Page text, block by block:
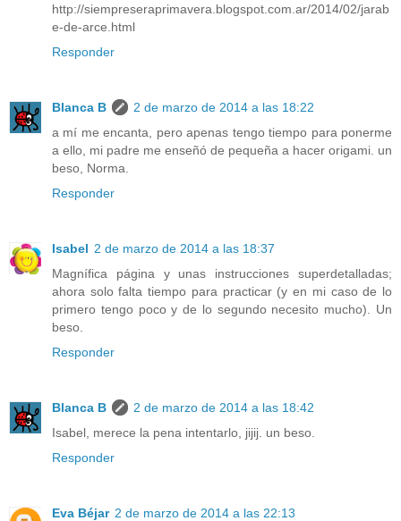
http://siempreseraprimavera.blogspot.com.ar/2014/02/jarab
e-de-arce.html
Responder
Blanca B
2 de marzo de 2014 a las 18:22
a mí me encanta, pero apenas tengo tiempo para ponerme
a ello, mi padre me enseñó de pequeña a hacer origami. un
beso, Norma.
Responder
Isabel 2 de marzo de 2014 a las 18:37
Magnífica página y unas instrucciones superdetalladas;
ahora solo falta tiempo para practicar (y en mi caso de lo
primero tengo poco y de lo segundo necesito mucho). Un
beso.
Responder
Blanca B
2 de marzo de 2014 a las 18:42
Isabel, merece la pena intentarlo, jijij. un beso.
Responder
Eva Béjar 2 de marzo de 2014 a las 22:13